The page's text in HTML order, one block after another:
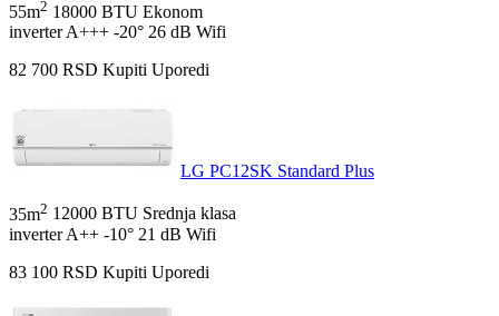
55m2 18000 BTU Ekonom
inverter A+++ -20° 26 dB Wifi
82 700 RSD Kupiti Uporedi
LG PC12SK Standard Plus
35m2 12000 BTU Srednja klasa
inverter A++ -10° 21 dB Wifi
83 100 RSD Kupiti Uporedi